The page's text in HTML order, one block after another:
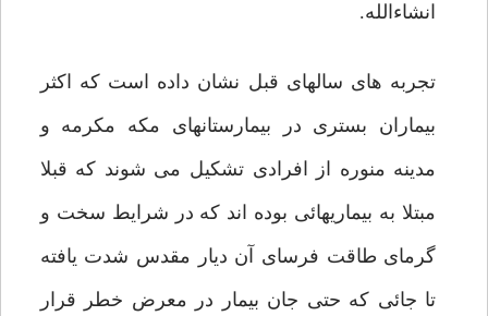
انشاءالله.
تجربه های سالهای قبل نشان داده است که اکثر
بیماران بستری در بیمارستانهای مکه مکرمه و
مدینه منوره از افرادی تشکیل می شوند که قبلا
مبتلا به بیماریهائی بوده اند که در شرایط سخت و
گرمای طاقت فرسای آن دیار مقدس شدت یافته
تا جائی که حتی جان بیمار در معرض خطر قرار